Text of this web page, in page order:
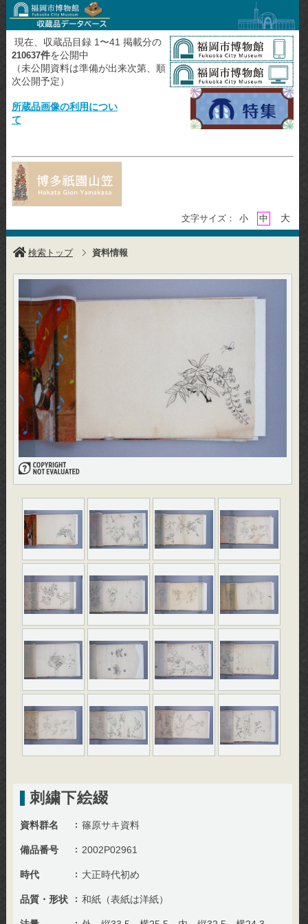
現在、収蔵品目録 1〜41 掲載分の
210637件を公開中
（未公開資料は準備が出来次第、順
次公開予定）
所蔵品画像の利用につい
て
文字サイズ： 小 中 大
検索トップ 資料情報
刺繍下絵綴
資料群名 篠原サキ資料
備品番号 2002P02961
時代 大正時代初め
品質・形状 和紙（表紙は洋紙）